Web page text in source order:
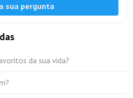
sua pergunta
da sua vida?